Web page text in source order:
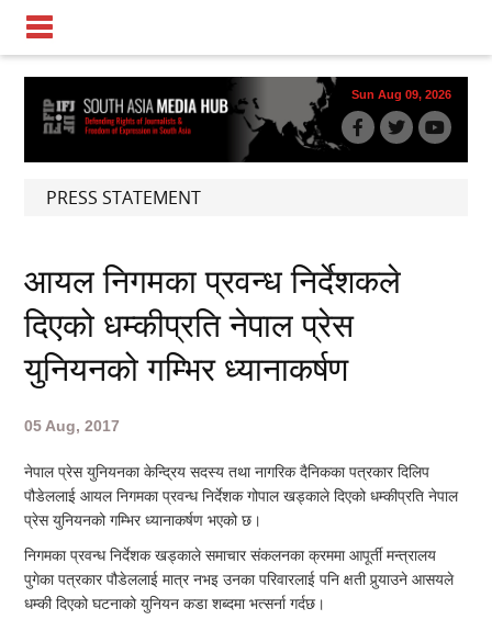
Sun Aug 09, 2026
PRESS STATEMENT
आयल निगमका प्रवन्ध निर्देशकले
दिएको धम्कीप्रति नेपाल प्रेस
युनियनको गम्भिर ध्यानाकर्षण
05 Aug, 2017
नेपाल प्रेस युनियनका केन्द्रिय सदस्य तथा नागरिक दैनिकका पत्रकार दिलिप
पौडेललाई आयल निगमका प्रवन्ध निर्देशक गोपाल खड्काले दिएको धम्कीप्रति नेपाल
प्रेस युनियनको गम्भिर ध्यानाकर्षण भएको छ।
निगमका प्रवन्ध निर्देशक खड्काले समाचार संकलनका क्रममा आपूर्ती मन्त्रालय
पुगेका पत्रकार पौडेललाई मात्र नभइ उनका परिवारलाई पनि क्षती पुर्‍याउने आसयले
धम्की दिएको घटनाको युनियन कडा शब्दमा भत्सर्ना गर्दछ।